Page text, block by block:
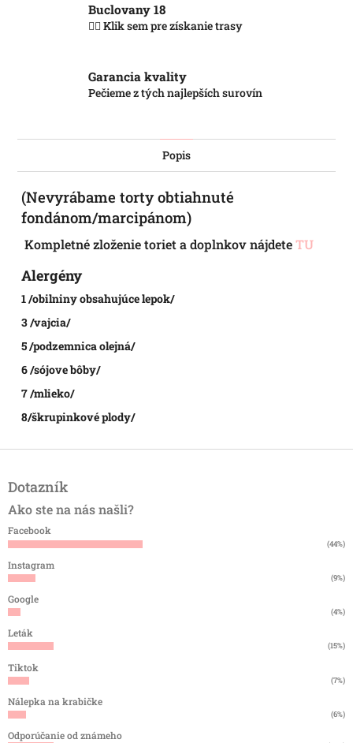
Buclovany 18
👈🏻 Klik sem pre získanie trasy
Garancia kvality
Pečieme z tých najlepších surovín
Popis
(Nevyrábame torty obtiahnuté
fondánom/marcipánom)
Kompletné zloženie toriet a doplnkov nájdeteTU
Alergény
1 /obilniny obsahujúce lepok/
3 /vajcia/
5 /podzemnica olejná/
6 /sójove bôby/
7 /mlieko/
8/škrupinkové plody/
pDotazník
Ako ste na nás našli?
Facebook
(44%)
Instagram
(9%)
Google
(4%)
Leták
(15%)
Tiktok
(7%)
Nálepka na krabičke
(6%)
Odporúčanie od známeho